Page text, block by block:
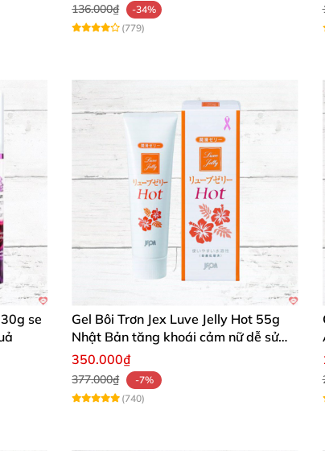
136.000₫
-34%
(779)
se
Gel Bôi Trơn Jex Luve Jelly Hot 55g
Nhật Bản tăng khoái cảm nữ dễ sử
dụng
350.000₫
377.000₫
-7%
(740)